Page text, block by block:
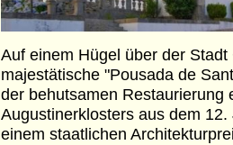
Auf einem Hügel über der
majestätische "Pousada de
der behutsamen Restaurierung
Augustinerklosters aus dem
einem staatlichen